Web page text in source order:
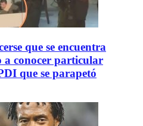
que se encuentra
a conocer particular
que se parapetó